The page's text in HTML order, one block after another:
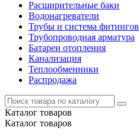
Расширительные баки
Водонагреватели
Трубы и система фитингов
Трубопроводная арматура
Батареи отопления
Канализация
Теплообменники
Распродажа
Каталог товаров
Каталог товаров